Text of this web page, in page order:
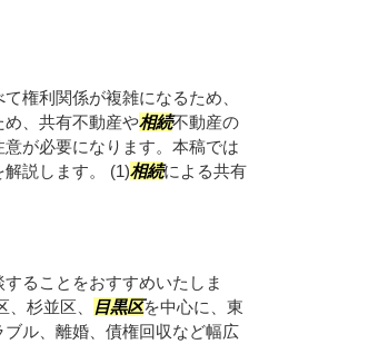
権利関係が複雑になるため、
め、共有不動産や相続不動産の
が必要になります。本稿では
説します。 (1)相続による共有
ることをおすすめいたしま
杉並区、
目黒区を中心に、東
ル、離婚、債権回収など幅広